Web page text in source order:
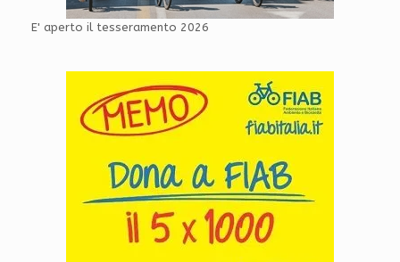
E' aperto il tesseramento 2026